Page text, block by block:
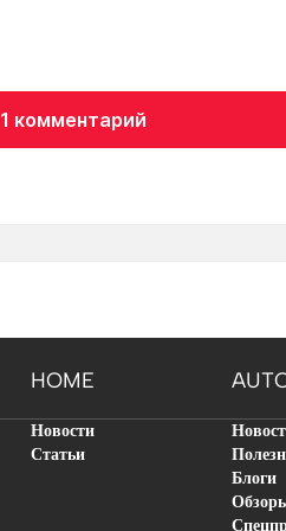
1 комментарий
HOME
Новости
Статьи
Блоги